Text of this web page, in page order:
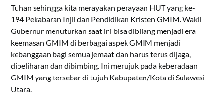
Tuhan sehingga kita merayakan perayaan HUT yang ke-
194 Pekabaran Injil dan Pendidikan Kristen GMIM. Wakil
Gubernur menuturkan saat ini bisa dibilang menjadi era
keemasan GMIM di berbagai aspek GMIM menjadi
kebanggaan bagi semua jemaat dan harus terus dijaga,
dipeliharan dan dibimbing. Ini merujuk pada keberadaan
GMIM yang tersebar di tujuh Kabupaten/Kota di Sulawesi
Utara.